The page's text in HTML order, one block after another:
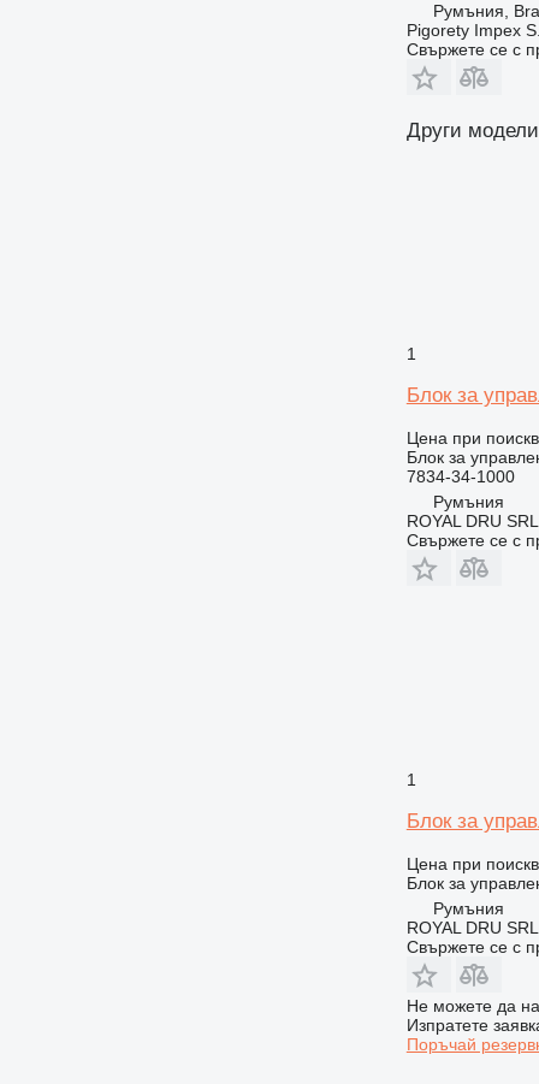
Румъния,
Pigorety Impex
Свържете се с
Други
1
Блок за
Цена при
Блок за
7834-34-1000
Румъния
ROYAL DRU SRL
Свържете се с
1
Блок за
Цена при
Блок за
Румъния
ROYAL DRU SRL
Свържете се с
Не можете да
Изпратете
Поръчай